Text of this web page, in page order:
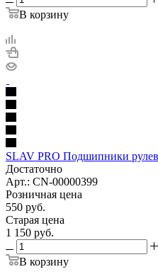
В корзину
SLAV PRO Подшипники
Достаточно
Арт.: CN-00000399
Розничная цена
550 руб.
Старая цена
1 150 руб.
В корзину